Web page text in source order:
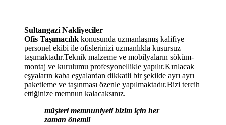
Sultangazi Nakliyeciler
Ofis Taşımacılık konusunda uzmanlaşmış kalifiye
personel ekibi ile ofislerinizi uzmanlıkla kusursuz
taşımaktadır.Teknik malzeme ve mobilyaların söküm-
montaj ve kurulumu profesyonellikle yapılır.Kırılacak
eşyaların kaba eşyalardan dikkatli bir şekilde ayrı ayrı
paketleme ve taşınması özenle yapılmaktadır.Bizi tercih
ettiğinize memnun kalacaksınız.
müşteri memnuniyeti bizim için her
zaman önemli